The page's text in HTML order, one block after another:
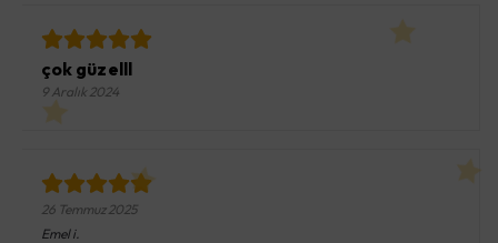
çok güzelll
9 Aralık 2024
26 Temmuz 2025
Emeli.